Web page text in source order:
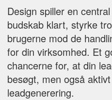
Design spiller en
budskab klart, styrke
brugerne mod de
for din virksomhed. Et
chancerne for, at din
besøgt, men også
leadgenerering.